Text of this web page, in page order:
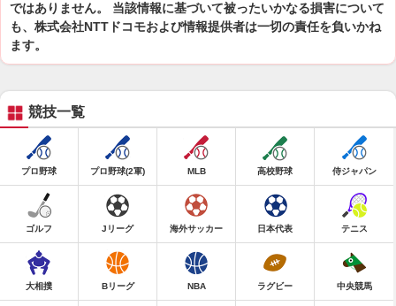
ではありません。 当該情報に基づいて被ったいかなる損害について
も、株式会社NTTドコモおよび情報提供者は一切の責任を負いかね
ます。
競技一覧
プロ野球 プロ野球(2軍) MLB 高校野球 侍ジャパン
ゴルフ Jリーグ 海外サッカー 日本代表 テニス
大相撲 Bリーグ NBA ラグビー 中央競馬